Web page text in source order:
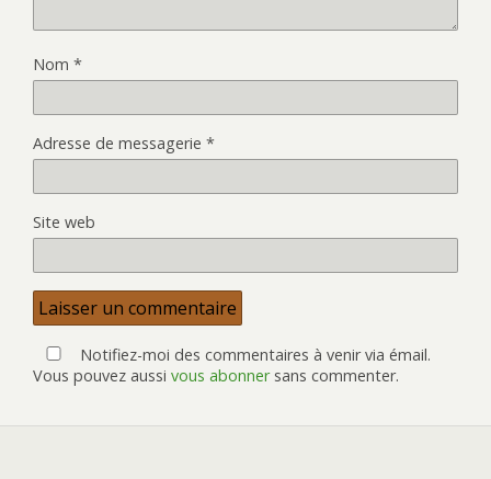
Nom *
Adresse de messagerie *
Site web
Notifiez-moi des commentaires à venir via émail.
Vous pouvez aussi vous abonnersans commenter.